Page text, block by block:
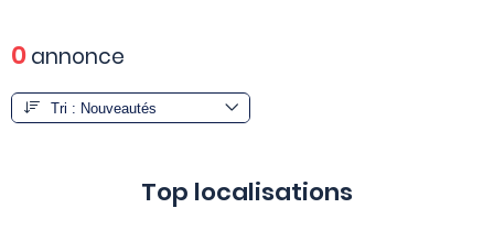
0annonce
Top localisations